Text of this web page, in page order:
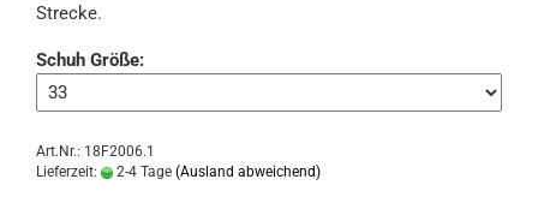
Strecke.
Schuh Größe:
Art.Nr.: 18F2006.1
Lieferzeit:
2-4 Tage (Ausland abweichend)